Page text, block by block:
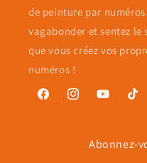
de peinture par
vagabonder et sentez
que vous créez vos
numéros !
FacebookInstagramYouTube
Abonnez-